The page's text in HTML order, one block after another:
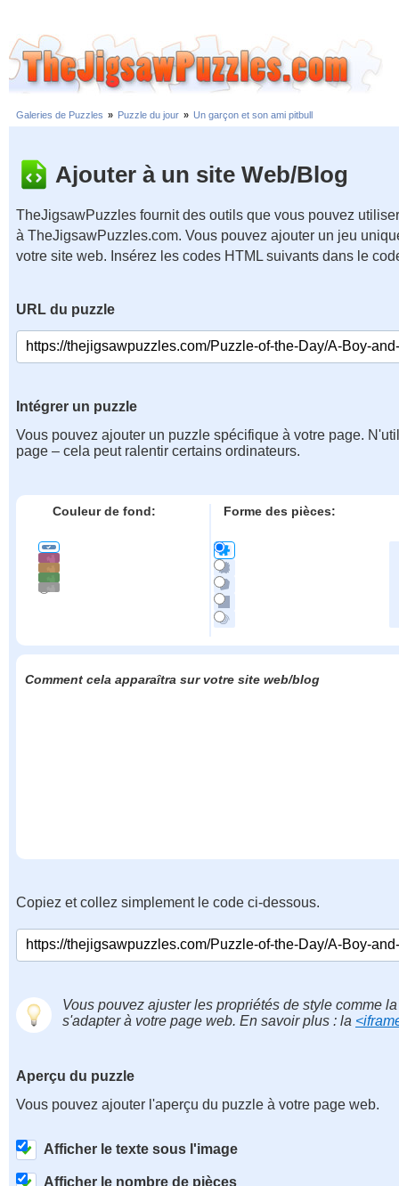
Galeries de Puzzles » Puzzle du jour » Un garçon et son ami pitbull
Ajouter à un site Web/Blog
TheJigsawPuzzles fournit des outils que vous pouvez
à TheJigsawPuzzles.com. Vous pouvez ajouter un jeu
votre site web. Insérez les codes HTML suivants dans le
URL du puzzle
Intégrer un puzzle
Vous pouvez ajouter un puzzle spécifique à votre page.
page – cela peut ralentir certains ordinateurs.
Couleur de fond: Forme des pièces:
Comment cela apparaîtra sur votre site web/blog
Copiez et collez simplement le code ci-dessous.
Vous pouvez ajuster les propriétés de style comme
s'adapter à votre page web. En savoir plus : la
Aperçu du puzzle
Vous pouvez ajouter l'aperçu du puzzle à votre page web.
Afficher le texte sous l'image
Afficher le nombre de pièces